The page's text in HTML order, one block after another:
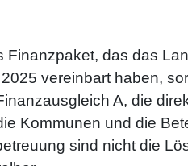
das das
vereinbart haben,
A, die
Kommunen und die
sind nicht die